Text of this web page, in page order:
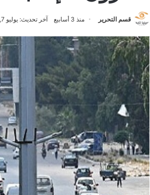
قسم التحرير منذ 3 أسابيع آخر تحديث: يوليو 7, 2026